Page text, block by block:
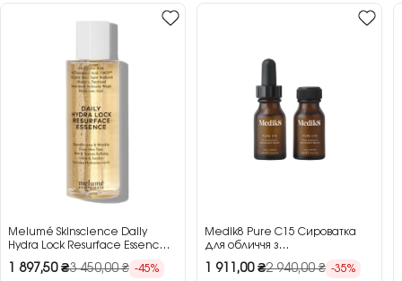
Melumé Skinscience Daily
Hydra Lock Resurface Essence
обличчя з кислотами, 150 мл
1 897,50₴3 450,00₴ -45%
Medik8 Pure C15 Сироватка
для обличчя з
2×15 мл
1 911,00₴2 940,00₴ -35%